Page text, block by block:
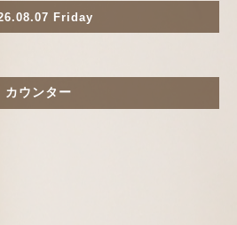
Friday
カウンター